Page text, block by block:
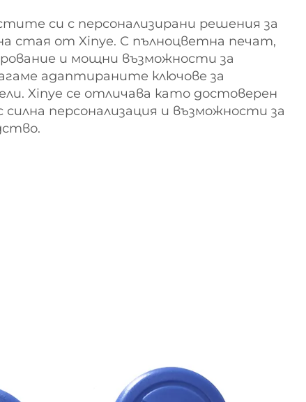
си с персонализирани решения за
стая от Xinye. С пълноцветна печат,
и мощни възможности за
адаптираните ключове за
Xinye се отличава като достоверен
силна персонализация и възможности за